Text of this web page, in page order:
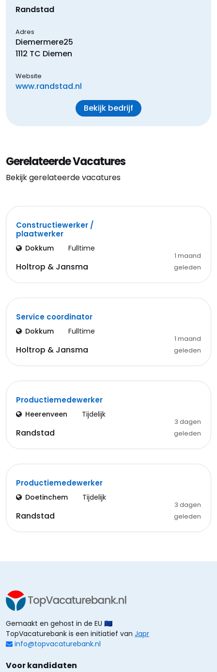
Randstad
Adres
Diemermere25
1112 TC Diemen
Website
www.randstad.nl
Bekijk bedrijf
Gerelateerde Vacatures
Bekijk gerelateerde vacatures
Constructiewerker /
plaatwerker
Dokkum Fulltime
Holtrop & Jansma
1 maand
geleden
Service coordinator
Dokkum Fulltime
Holtrop & Jansma
1 maand
geleden
Productiemedewerker
Heerenveen Tijdelijk
Randstad
3 dagen
geleden
Productiemedewerker
Doetinchem Tijdelijk
Randstad
3 dagen
geleden
Gemaakt en gehost in de EU 🇪🇺
TopVacaturebank is een initiatief van Japr
info@topvacaturebank.nl
Voor kandidaten